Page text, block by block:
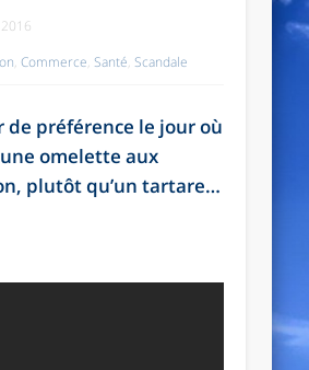
,Commerce,Santé,Scandale
de préférence le jour où
une omelette aux
plutôt qu’un tartare…